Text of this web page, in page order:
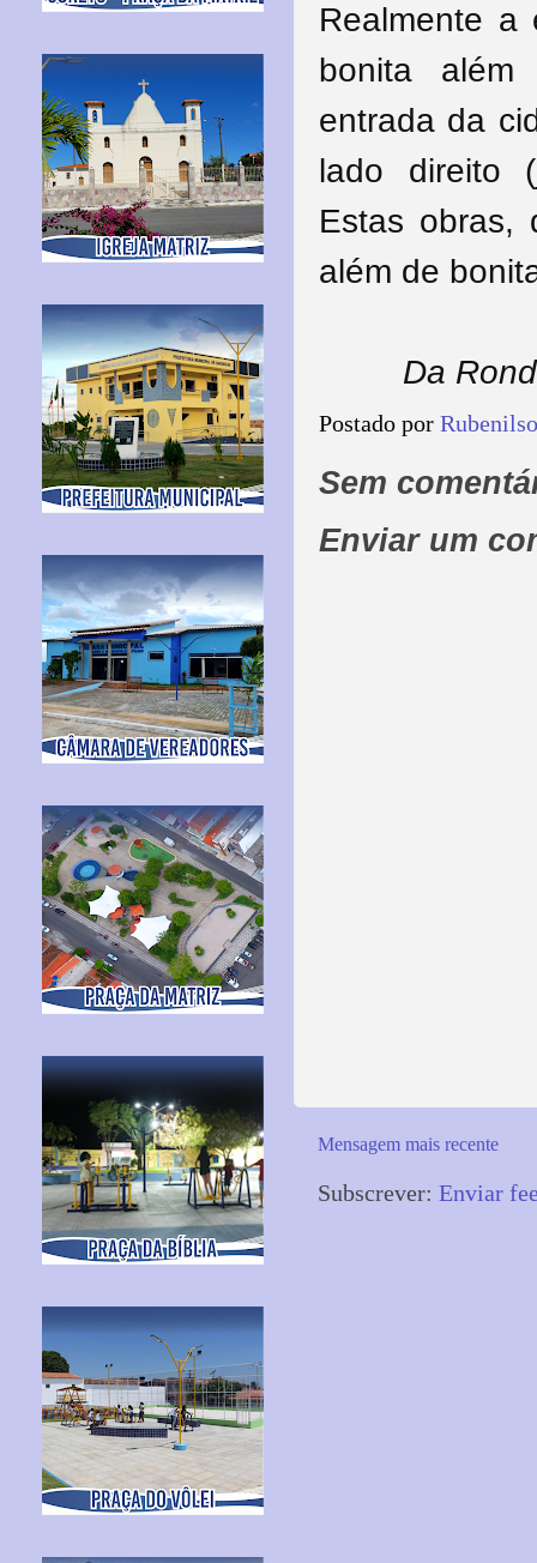
Realmente a
bonita
entrada da
lado direito
Estas obras,
além de
Da
Postado por
Sem
Enviar um
Mensagem mais recente
Subscrever: Enviar